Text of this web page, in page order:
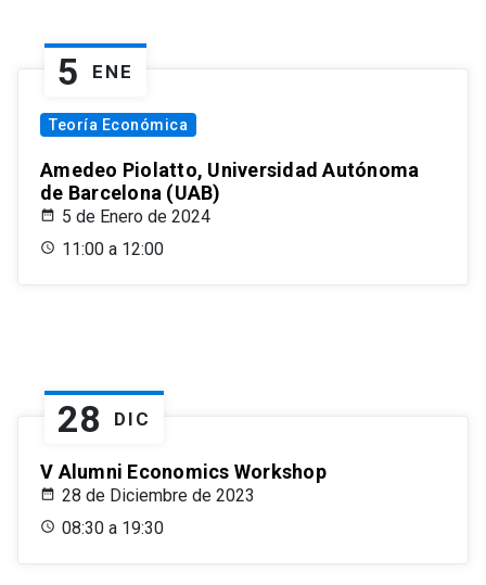
5 ENE
Teoría Económica
Amedeo Piolatto, Universidad Autónoma
de Barcelona (UAB)
5 de Enero de 2024
11:00 a 12:00
28 DIC
V Alumni Economics Workshop
28 de Diciembre de 2023
08:30 a 19:30